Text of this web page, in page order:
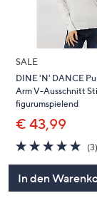
SALE
DINE 'N' DANCE
Arm V-Ausschnitt
figurumspielend
€ 43,99
5.0
von
(3)3
In den